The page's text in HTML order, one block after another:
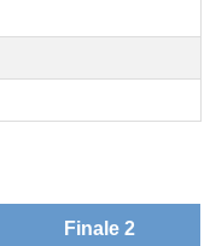
Finale 2